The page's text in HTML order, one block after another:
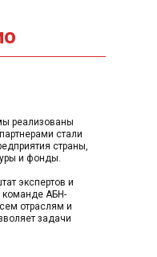
реализованы
стали
страны,
и фонды.
экспертов и
команде АБН-
отраслям и
задачи